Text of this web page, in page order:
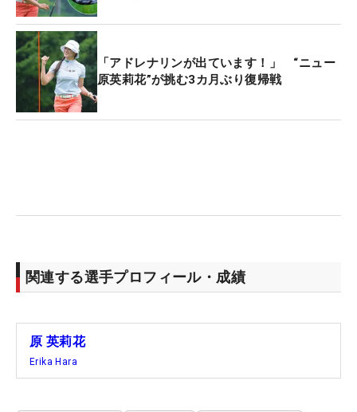
「アドレナリンが出ています！」 “ニュー
原英莉花”が挑む3カ月ぶり復帰戦
関連する選手プロフィール・成績
原 英莉花
Erika Hara